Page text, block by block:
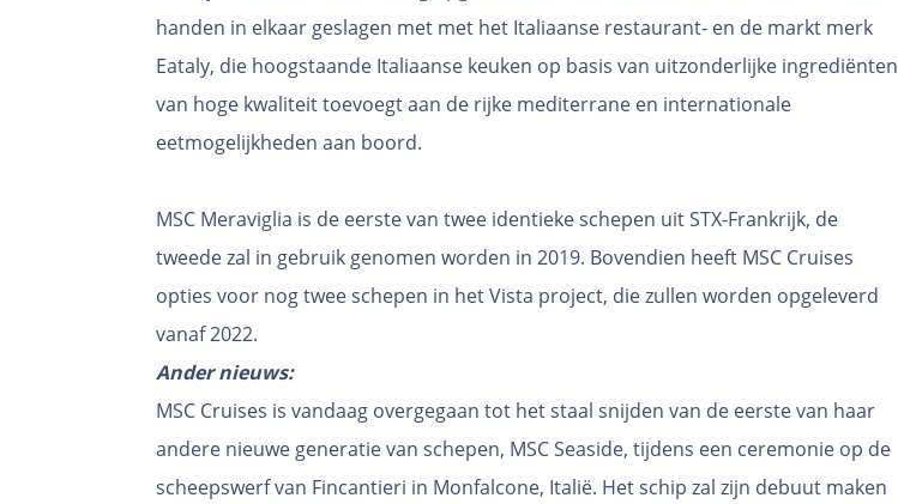
handen in elkaar geslagen met met het Italiaanse restaurant- en de markt merk
Eataly, die hoogstaande Italiaanse keuken op basis van uitzonderlijke ingrediënten
van hoge kwaliteit toevoegt aan de rijke mediterrane en internationale
eetmogelijkheden aan boord.
MSC Meraviglia is de eerste van twee identieke schepen uit STX-Frankrijk, de
tweede zal in gebruik genomen worden in 2019. Bovendien heeft MSC Cruises
opties voor nog twee schepen in het Vista project, die zullen worden opgeleverd
vanaf 2022.
Ander nieuws:
MSC Cruises is vandaag overgegaan tot het staal snijden van de eerste van haar
andere nieuwe generatie van schepen, MSC Seaside, tijdens een ceremonie op de
scheepswerf van Fincantieri in Monfalcone, Italië. Het schip zal zijn debuut maken